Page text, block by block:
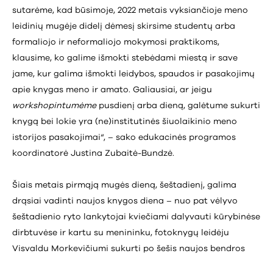
sutarėme, kad būsimoje, 2022 metais vyksiančioje meno
leidinių mugėje didelį dėmesį skirsime studentų arba
formaliojo ir neformaliojo mokymosi praktikoms,
klausime, ko galime išmokti stebėdami miestą ir save
jame, kur galima išmokti leidybos, spaudos ir pasakojimų
apie knygas meno ir amato. Galiausiai, ar jeigu
workshopintumėmepusdienį arba dieną, galėtume sukurti
knygą bei lokie yra (ne)institutinės šiuolaikinio meno
istorijos pasakojimai“, – sako edukacinės programos
koordinatorė Justina Zubaitė-Bundzė.
Šiais metais pirmąją mugės dieną, šeštadienį, galima
drąsiai vadinti naujos knygos diena – nuo pat vėlyvo
šeštadienio ryto lankytojai kviečiami dalyvauti kūrybinėse
dirbtuvėse ir kartu su menininku, fotoknygų leidėju
Visvaldu Morkevičiumi sukurti po šešis naujos bendros